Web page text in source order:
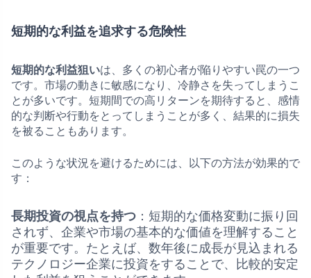
短期的な利益を追求する危険性
短期的な利益狙いは、多くの初心者が陥りやすい罠の一つ
です。市場の動きに敏感になり、冷静さを失ってしまうこ
とが多いです。短期間での高リターンを期待すると、感情
的な判断や行動をとってしまうことが多く、結果的に損失
を被ることもあります。
このような状況を避けるためには、以下の方法が効果的で
す：
長期投資の視点を持つ ：短期的な価格変動に振り回
されず、企業や市場の基本的な価値を理解すること
が重要です。たとえば、数年後に成長が見込まれる
テクノロジー企業に投資をすることで、比較的安定